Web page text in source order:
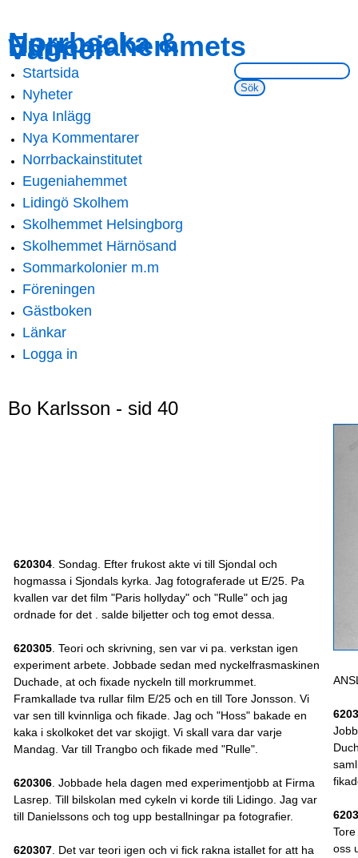
main
content
navigation
Norrbacka &
Eugeniahemmets
Vänner
Sök på webbsidan:
Main menu
Startsida
Nyheter
Nya Inlägg
Nya Kommentarer
Norrbackainstitutet
Eugeniahemmet
Lidingö Skolhem
Skolhemmet Helsingborg
Skolhemmet Härnösand
Sommarkolonier m.m
Föreningen
Gästboken
Länkar
Logga in
Bo Karlsson - sid 40
620304 . Sondag. Efter frukost akte vi till Sjondal och
hogmassa i Sjondals kyrka. Jag fotograferade ut E/25. Pa
kvallen var det film "Paris hollyday" och "Rulle" och jag
ordnade for det . salde biljetter och tog emot dessa.
620305 . Teori och skrivning, sen var vi pa. verkstan igen
experiment arbete. Jobbade sedan med nyckelfrasmaskinen
Duchade, at och fixade nyckeln till morkrummet.
Framkallade tva rullar film E/25 och en till Tore Jonsson. Vi
var sen till kvinnliga och fikade. Jag och "Hoss" bakade en
kaka i skolkoket det var skojigt. Vi skall vara dar varje
Mandag. Var till Trangbo och fikade med "Rulle".
620306 . Jobbade hela dagen med experimentjobb at Firma
Lasrep. Till bilskolan med cykeln vi korde tili Lidingo. Jag var
till Danielssons och tog upp bestallningar pa fotografier.
620307 . Det var teori igen och vi fick rakna istallet for att ha
oss